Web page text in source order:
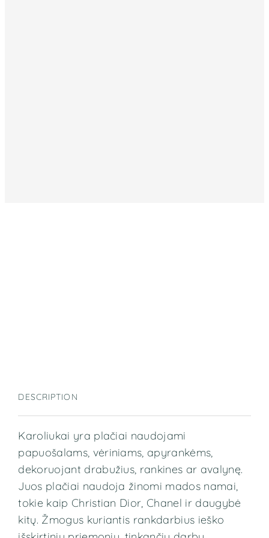
DESCRIPTION
Karoliukai yra plačiai naudojami
papuošalams, vėriniams, apyrankėms,
dekoruojant drabužius, rankines ar avalynę.
Juos plačiai naudoja žinomi mados namai,
tokie kaip Christian Dior, Chanel ir daugybė
kitų. Žmogus kuriantis rankdarbius ieško